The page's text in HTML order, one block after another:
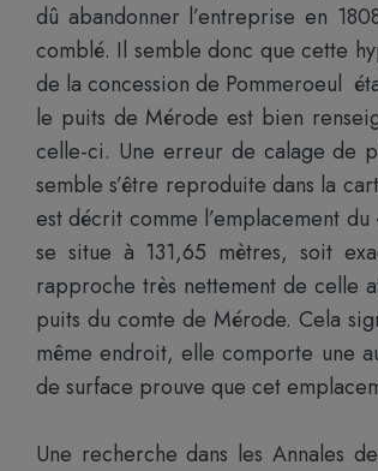
dû abandonner l’entreprise en
comblé. Il semble donc que cette
de la concession de Pommeroeul
le puits de Mérode est bien
celle-ci. Une erreur de calage de
semble s’être reproduite dans la
est décrit comme l’emplacement
se situe à 131,65 mètres, soit
rapproche très nettement de celle
puits du comte de Mérode. Cela
même endroit, elle comporte une
de surface prouve que cet
Une recherche dans les Annales